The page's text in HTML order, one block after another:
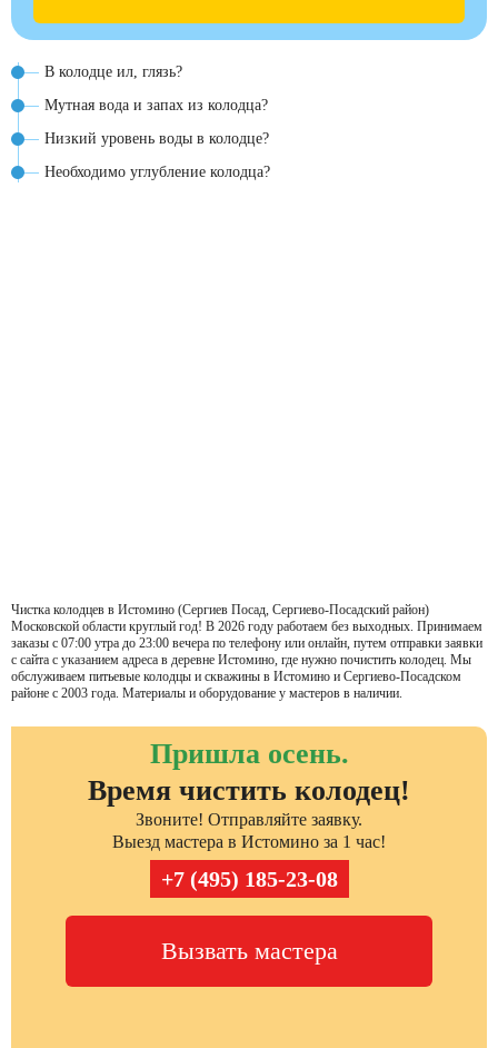
В колодце ил, глязь?
Мутная вода и запах из колодца?
Низкий уровень воды в колодце?
Необходимо углубление колодца?
Чистка колодцев в Истомино (Сергиев Посад, Сергиево-Посадский район)
Московской области круглый год! В 2026 году работаем без выходных. Принимаем
заказы с 07:00 утра до 23:00 вечера по телефону или онлайн, путем отправки заявки
с сайта с указанием адреса в деревне Истомино, где нужно почистить колодец. Мы
обслуживаем питьевые колодцы и скважины в Истомино и Сергиево-Посадском
районе с 2003 года. Материалы и оборудование у мастеров в наличии.
Пришла осень.
Время чистить колодец!
Звоните! Отправляйте заявку.
Выезд мастера в Истомино за 1 час!
+7 (495) 185-23-08
Вызвать мастера